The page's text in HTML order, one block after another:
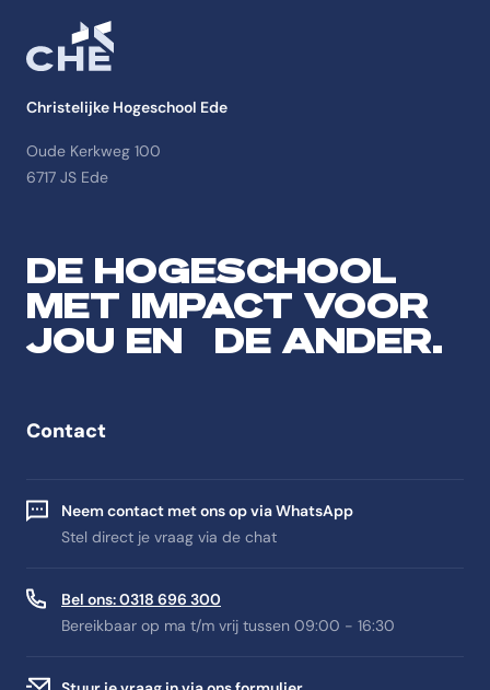
Christelijke Hogeschool Ede
Oude Kerkweg 100
6717 JS Ede
DE HOGESCHOOL
MET IMPACT VOOR
JOU EN DE ANDER.
Contact
Neem contact met ons op via WhatsApp
Stel direct je vraag via de chat
Bel ons: 0318 696 300
Bereikbaar op ma t/m vrij tussen 09:00 - 16:30